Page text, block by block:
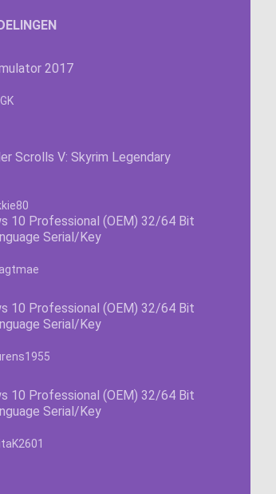
2017
Scrolls V: Skyrim Legendary
4.63
10 Professional (OEM) 32/64 Bit
Serial/Key
4.63
10 Professional (OEM) 32/64 Bit
Serial/Key
4.63uit 5
10 Professional (OEM) 32/64 Bit
Serial/Key
4.63